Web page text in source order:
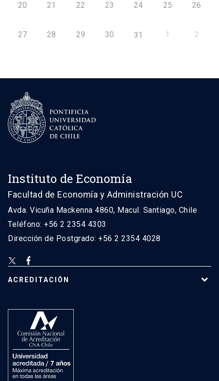
20 21 22 23 24 25 26
27 28 29 30 31 1 2
Instituto de Economía
Facultad de Economía y Administración UC
Avda. Vicuña Mackenna 4860, Macul. Santiago, Chile
Teléfono: +56 2 2354 4303
Dirección de Postgrado: +56 2 2354 4028
ACREDITACIÓN